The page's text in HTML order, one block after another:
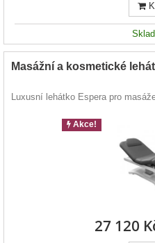
Masážní a kosmetické
Luxusní lehátko Espera pro
Akce!
27 120